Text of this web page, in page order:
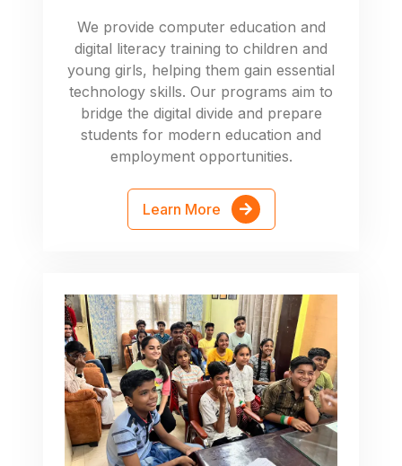
We provide computer education and
digital literacy training to children and
young girls, helping them gain essential
technology skills. Our programs aim to
bridge the digital divide and prepare
students for modern education and
employment opportunities.
Learn More